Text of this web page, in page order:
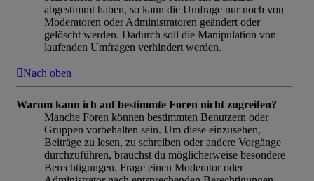
abgestimmt haben, so kann die Umfrage nur noch von
Moderatoren oder Administratoren geändert oder
gelöscht werden. Dadurch soll die Manipulation von
laufenden Umfragen verhindert werden.
Nach oben
Warum kann ich auf bestimmte Foren nicht zugreifen?
Manche Foren können bestimmten Benutzern oder
Gruppen vorbehalten sein. Um diese einzusehen,
Beiträge zu lesen, zu schreiben oder andere Vorgänge
durchzuführen, brauchst du möglicherweise besondere
Berechtigungen. Frage einen Moderator oder